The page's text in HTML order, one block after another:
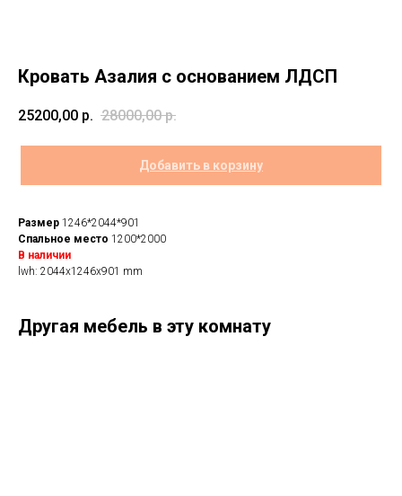
Кровать Азалия с основанием ЛДСП
25200,00 р. 28000,00 р.
Добавить в корзину
Размер 1246*2044*901
Спальное место 1200*2000
В наличии
lwh: 2044x1246x901 mm
Другая мебель в эту комнату